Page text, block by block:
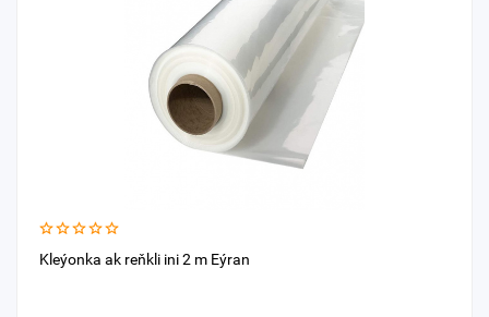
Kleýonka ak reňkli ini 2 m Eýran